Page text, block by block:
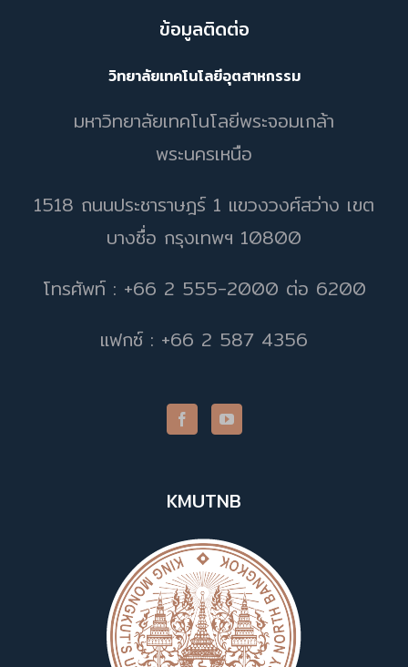
ข้อมูลติดต่อ
วิทยาลัยเทคโนโลยีอุตสาหกรรม
มหาวิทยาลัยเทคโนโลยีพระจอมเกล้า
พระนครเหนือ
1518 ถนนประชาราษฎร์ 1 แขวงวงศ์สว่าง เขต
บางซื่อ กรุงเทพฯ 10800
โทรศัพท์ : +66 2 555-2000 ต่อ 6200
แฟกซ์ : +66 2 587 4356
KMUTNB